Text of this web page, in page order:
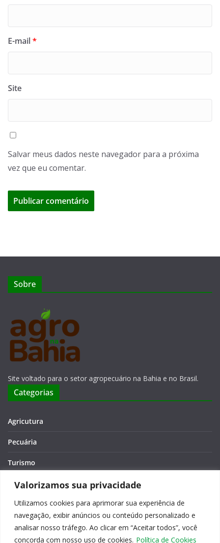
Valorizamos sua privacidade
Utilizamos cookies para aprimorar sua experiência de
navegação, exibir anúncios ou conteúdo personalizado e
analisar nosso tráfego. Ao clicar em “Aceitar todos”, você
concorda com nosso uso de cookies. Política de Cookies
E-mail*
Site
Salvar meus dados neste navegador para a próxima
vez que eu comentar.
Sobre
Site voltado para o setor agropecuário na Bahia e no Brasil.
Categorias
Agricutura
Pecuária
Turismo
Economia
Meio Ambiente
Editora: Verônica Macêdo